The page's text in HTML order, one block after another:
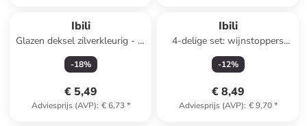
Ibili
Glazen deksel zilverkleurig - Ø
18 cm
-18%
€ 5,49
Adviesprijs (AVP): € 6,73*
Ibili
4-delige set: wijnstoppers
zwart 2x 2 stuks
-12%
€ 8,49
Adviesprijs (AVP): € 9,70*